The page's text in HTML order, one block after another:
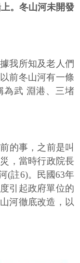
。冬山河未開發
我所知及老人們
前冬山河有一條
為武 淵港、三堵
的事，之前是叫
，當時行政院長
(註6)。民國63年
引起政府單位的
河徹底改造，以